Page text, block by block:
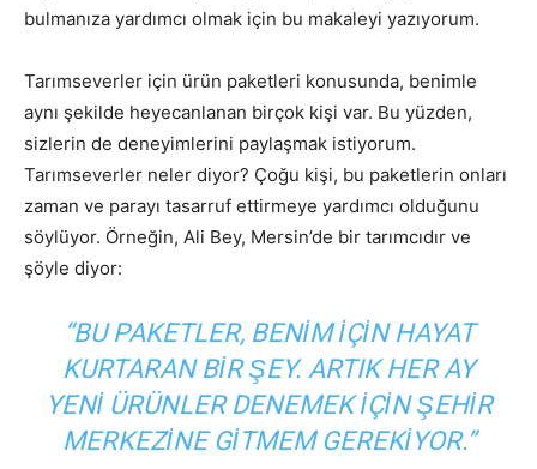
bulmanıza yardımcı olmak için bu makaleyi yazıyorum.
Tarımseverler için ürün paketleri konusunda, benimle
aynı şekilde heyecanlanan birçok kişi var. Bu yüzden,
sizlerin de deneyimlerini paylaşmak istiyorum.
Tarımseverler neler diyor? Çoğu kişi, bu paketlerin onları
zaman ve parayı tasarruf ettirmeye yardımcı olduğunu
söylüyor. Örneğin, Ali Bey, Mersin’de bir tarımcıdır ve
şöyle diyor:
“BU PAKETLER, BENIM IÇIN HAYAT
KURTARAN BIR ŞEY. ARTIK HER AY
YENI ÜRÜNLER DENEMEK IÇIN ŞEHIR
MERKEZINE GITMEM GEREKIYOR.”